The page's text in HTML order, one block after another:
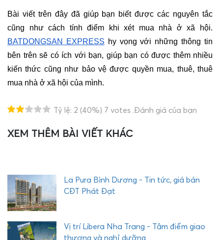
Bài viết trên đây đã giúp bạn biết được các nguyên tắc
BATDONGSAN EXPRESS hy vọng với những thông tin
bên trên sẽ có ích với bạn, giúp bạn có được thêm nhiều
kiến thức cũng như bảo vệ được quyền mua, thuê, thuê
mua nhà ở xã hội của mình.
Tỷ lệ: 2 (40%) 7 votes .Đánh giá của bạn
XEM THÊM BÀI VIẾT KHÁC
La Pura Bình Dương - Tin tức, giá bán
CĐT Phát Đạt
Vị trí Libera Nha Trang - Tâm điểm giao
thương và nghỉ dưỡng